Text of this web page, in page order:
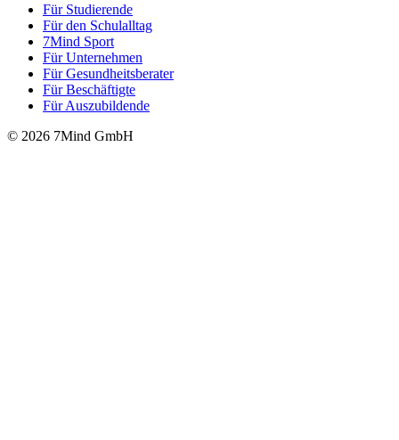
Für Stu­die­rende
Für den Schulalltag
7Mind Sport
Für Unter­neh­men
Für Gesund­heits­be­ra­ter
Für Beschäftigte
Für Auszubildende
© 2026 7Mind GmbH